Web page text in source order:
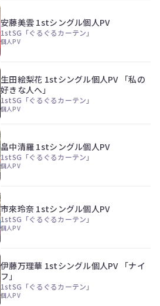
安藤美雲 1stシングル個人PV
1stSG「ぐるぐるカーテン」
個人PV
生田絵梨花 1stシングル個人PV 「私の
好きな人へ」
1stSG「ぐるぐるカーテン」
個人PV
畠中清羅 1stシングル個人PV
1stSG「ぐるぐるカーテン」
個人PV
市來玲奈 1stシングル個人PV
1stSG「ぐるぐるカーテン」
個人PV
伊藤万理華 1stシングル個人PV 「ナイ
フ」
1stSG「ぐるぐるカーテン」
個人PV